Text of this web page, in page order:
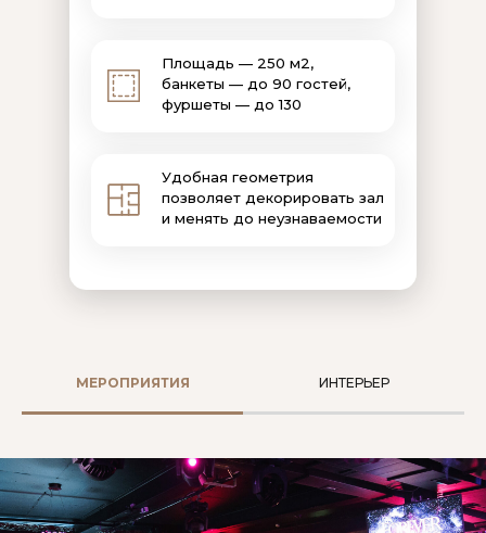
Площадь — 250 м2,
банкеты — до 90 гостей,
фуршеты — до 130
Удобная геометрия
позволяет декорировать зал
и менять до неузнаваемости
МЕРОПРИЯТИЯ ИНТЕРЬЕР